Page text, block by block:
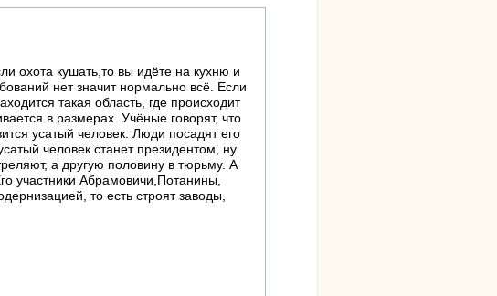
охота кушать,то вы идёте на кухню и
нет значит нормально всё. Если
такая область, где происходит
в размерах. Учёные говорят, что
усатый человек. Люди посадят его
человек станет президентом, ну
а другую половину в тюрьму. А
участники Абрамовичи,Потанины,
то есть строят заводы,